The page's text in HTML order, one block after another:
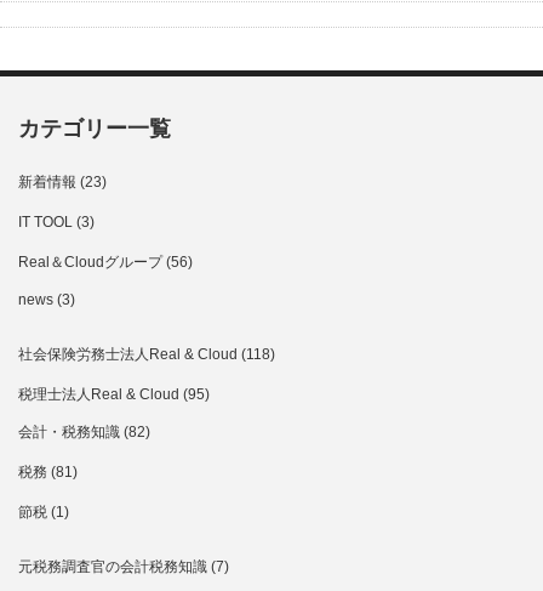
カテゴリー一覧
新着情報 (23)
IT TOOL (3)
Real＆Cloudグループ(56)
news (3)
社会保険労務士法人Real & Cloud (118)
税理士法人Real & Cloud (95)
会計・税務知識 (82)
税務 (81)
節税 (1)
元税務調査官の会計税務知識 (7)